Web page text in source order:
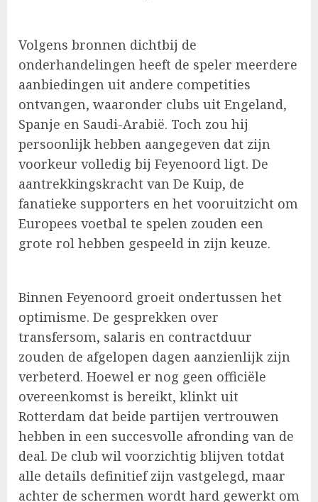
Volgens bronnen dichtbij de
onderhandelingen heeft de speler meerdere
aanbiedingen uit andere competities
ontvangen, waaronder clubs uit Engeland,
Spanje en Saudi-Arabië. Toch zou hij
persoonlijk hebben aangegeven dat zijn
voorkeur volledig bij Feyenoord ligt. De
aantrekkingskracht van De Kuip, de
fanatieke supporters en het vooruitzicht om
Europees voetbal te spelen zouden een
grote rol hebben gespeeld in zijn keuze.
Binnen Feyenoord groeit ondertussen het
optimisme. De gesprekken over
transfersom, salaris en contractduur
zouden de afgelopen dagen aanzienlijk zijn
verbeterd. Hoewel er nog geen officiële
overeenkomst is bereikt, klinkt uit
Rotterdam dat beide partijen vertrouwen
hebben in een succesvolle afronding van de
deal. De club wil voorzichtig blijven totdat
alle details definitief zijn vastgelegd, maar
achter de schermen wordt hard gewerkt om